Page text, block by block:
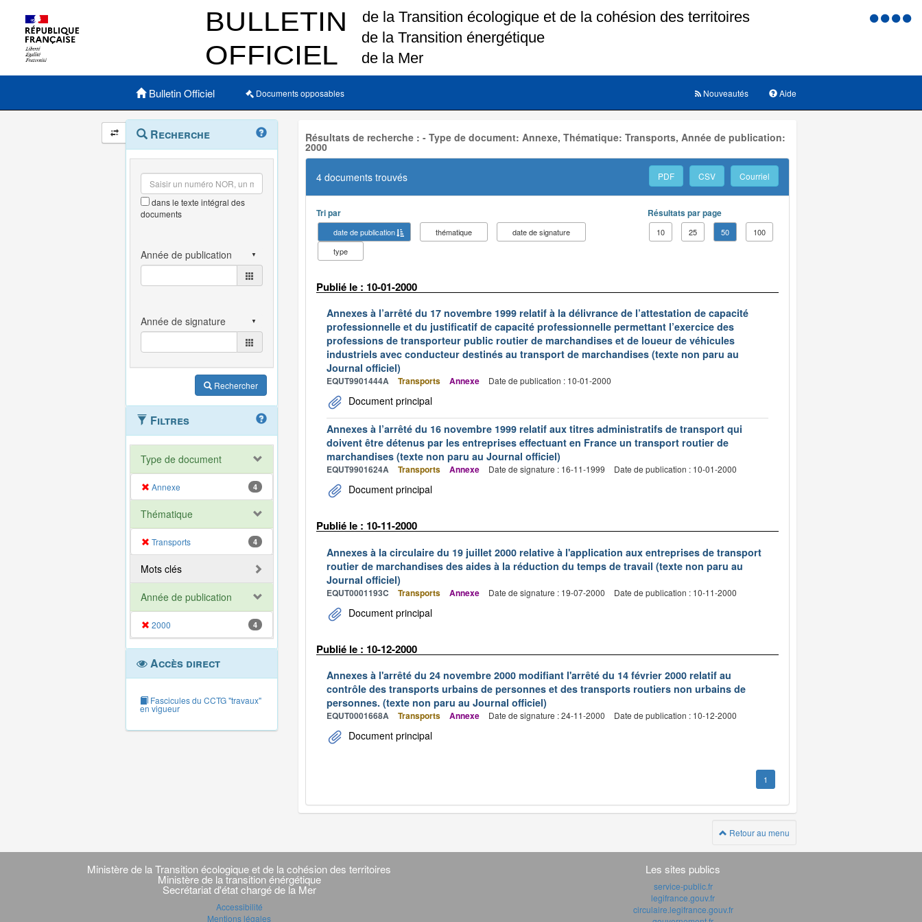
Menu
Menu principal
Bulletin Officiel Documents opposables Aide
Nouveautés
Navigation
et
outils
annexes
Menu
contextuel
Recherche
dans le texte intégral des
documents
Rechercher
Filtres
Type de document
Annexe 4
Thématique
Transports 4
Mots clés
Année de publication
2000 4
Accès direct
Fascicules du CCTG "travaux"
en vigueur
Résultats de recherche : - Type de document: Annexe, Thématique: Transports, Année de publication:
2000
4 documents trouvés PDF CSV Courriel
Tri par
date de publication thématique
date de signature
type
Résultats par page
10 25 50 100
Publié le : 10-01-2000
Annexes à l’arrêté du 17 novembre 1999 relatif à la délivrance de l’attestation de capacité
professionnelle et du justificatif de capacité professionnelle permettant l’exercice des
professions de transporteur public routier de marchandises et de loueur de véhicules
industriels avec conducteur destinés au transport de marchandises (texte non paru au
Journal officiel)
EQUT9901444A Transports Annexe Date de publication : 10-01-2000
Document principal
Annexes à l’arrêté du 16 novembre 1999 relatif aux titres administratifs de transport qui
doivent être détenus par les entreprises effectuant en France un transport routier de
marchandises (texte non paru au Journal officiel)
EQUT9901624A Transports Annexe Date de signature : 16-11-1999 Date de publication : 10-01-2000
Document principal
Publié le : 10-11-2000
Annexes à la circulaire du 19 juillet 2000 relative à l'application aux entreprises de transport
routier de marchandises des aides à la réduction du temps de travail (texte non paru au
Journal officiel)
EQUT0001193C Transports Annexe Date de signature : 19-07-2000 Date de publication : 10-11-2000
Document principal
Publié le : 10-12-2000
Annexes à l'arrêté du 24 novembre 2000 modifiant l'arrêté du 14 février 2000 relatif au
contrôle des transports urbains de personnes et des transports routiers non urbains de
personnes. (texte non paru au Journal officiel)
EQUT0001668A Transports Annexe Date de signature : 24-11-2000 Date de publication : 10-12-2000
Document principal
1
Retour au menu
Navigation
transverseMinistère de la Transition écologique et de la cohésion des territoires
Ministère de la transition énérgétique
Secrétariat d'état chargé de la Mer
Accessibilité
Mentions légales
Les sites publics
service-public.fr
legifrance.gouv.fr
circulaire.legifrance.gouv.fr